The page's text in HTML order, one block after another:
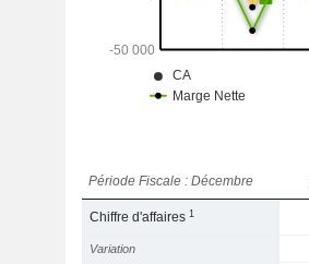
Période Fiscale : Décembre
Chiffre d'affaires1
Variation